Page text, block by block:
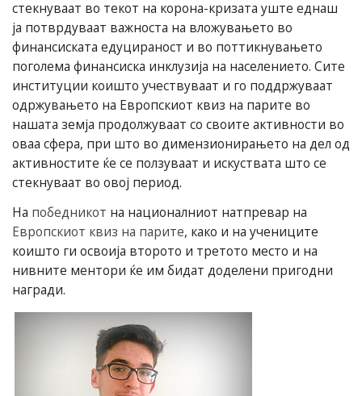
стекнуваат во текот на корона-кризата уште еднаш
ја потврдуваат важноста на вложувањето во
финансиската едуцираност и во поттикнувањето
поголема финансиска инклузија на населението. Сите
институции коишто учествуваат и го поддржуваат
одржувањето на Европскиот квиз на парите во
нашата земја продолжуваат со своите активности во
оваа сфера, при што во димензионирањето на дел од
активностите ќе се ползуваат и искуствата што се
стекнуваат во овој период.
На победникот на националниот натпревар на
Европскиот квиз на парите, како и на учениците
коишто ги освоија второто и третото место и на
нивните ментори ќе им бидат доделени пригодни
награди.